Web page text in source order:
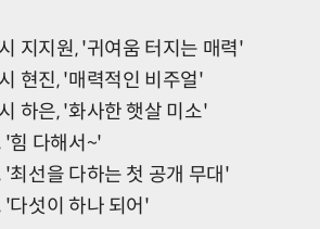
지지원, '귀여움 터지는 매력'
현진, '매력적인 비주얼'
하은, '화사한 햇살 미소'
'힘 다해서~'
'최선을 다하는 첫 공개 무대'
'다섯이 하나 되어'